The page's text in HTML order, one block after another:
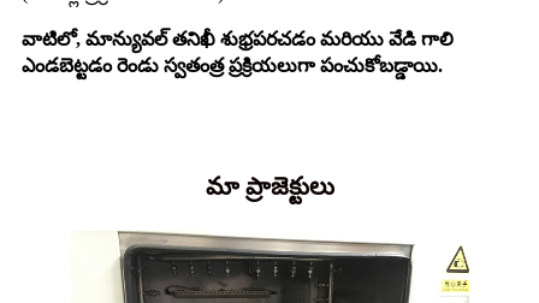
వాటిలో, మాన్యువల్ తనిఖీ శుభ్రపరచడం మరియు వేడి గాలి
ఎండబెట్టడం రెండు స్వతంత్ర ప్రక్రియలుగా పంచుకోబడ్డాయి.
మా ప్రాజెక్టులు